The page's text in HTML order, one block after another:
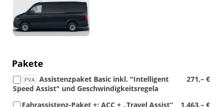
Pakete
PVA 271,– €
Assistenzpaket Basic inkl. "Intelligent
Speed Assist" und Geschwindigkeitsregela
1.463,– €
Fahrassistenz-Paket +: ACC + „Travel Assist“